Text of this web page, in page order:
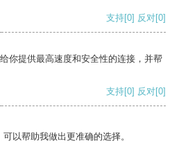
支持[0] 反对[0]
你提供最高速度和安全性的连接，并帮
支持[0] 反对[0]
以帮助我做出更准确的选择。